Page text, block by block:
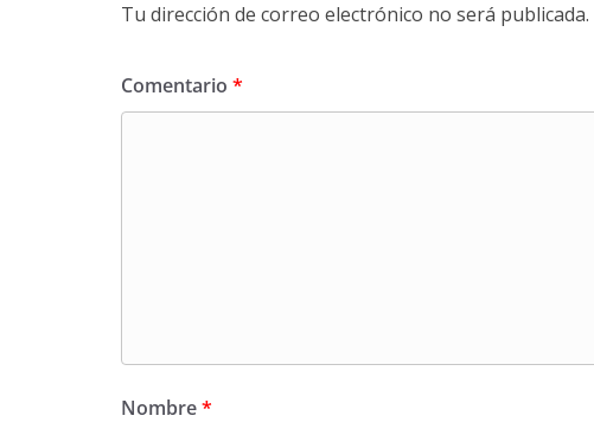
Tu dirección de correo electrónico no será publicada.
Comentario *
Nombre*